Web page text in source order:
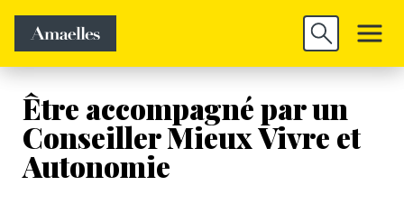
Découvrir
Être accompagné par un
Conseiller Mieux Vivre et
Autonomie